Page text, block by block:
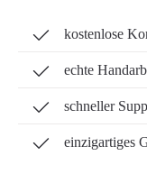
kostenlose
echte
schneller
einzigartiges